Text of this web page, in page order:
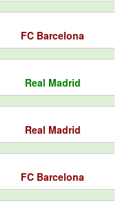
FC Barcelona
Real Madrid
Real Madrid
FC Barcelona